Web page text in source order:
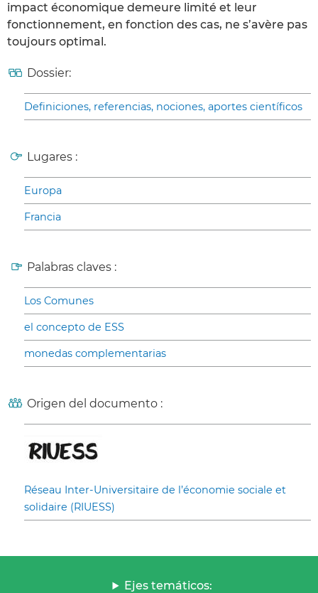
impact économique demeure limité et leur
fonctionnement, en fonction des cas, ne s’avère pas
toujours optimal.
Dossier:
Definiciones, referencias, nociones, aportes científicos
Lugares :
Europa
Francia
Palabras claves :
Los Comunes
el concepto de ESS
monedas complementarias
Origen del documento :
Réseau Inter-Universitaire de l’économie sociale et
solidaire (RIUESS)
Ejes temáticos: